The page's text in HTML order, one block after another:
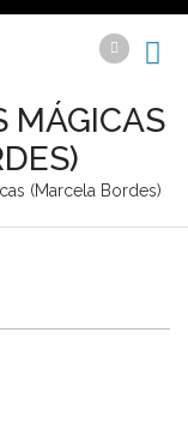
MÁGICAS
(Marcela Bordes)